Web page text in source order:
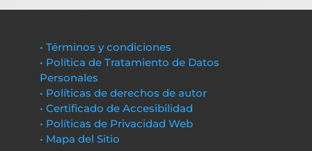
• Términos y condiciones
• Política de Tratamiento de Datos
Personales
• Políticas de derechos de autor
• Certificado de Accesibilidad
• Políticas de Privacidad Web
• Mapa del Sitio